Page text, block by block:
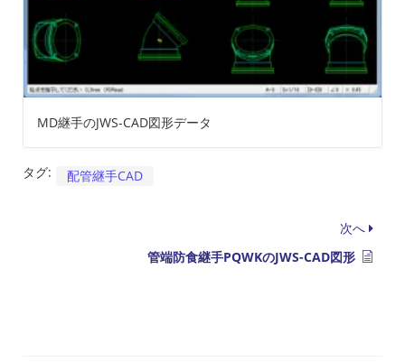
MD継手のJWS-CAD図形データ
タグ: 配管継手CAD
次へ
管端防食継手PQWKのJWS-CAD図形